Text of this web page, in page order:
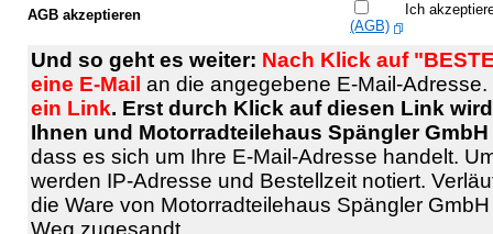
AGB akzeptieren
Ich
(AGB)
Und so geht es weiter: Nach Klick auf
eine E-Mail an die angegebene E-Mail-Adresse.
ein Link. Erst durch Klick auf diesen Link
Ihnen und Motorradteilehaus Spängler
dass es sich um Ihre E-Mail-Adresse handelt.
werden IP-Adresse und Bestellzeit notiert.
die Ware von Motorradteilehaus Spängler
Weg zugesandt.